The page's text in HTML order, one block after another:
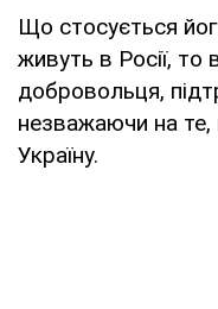
Що стосується
живуть в Росії, то
добровольця,
незважаючи на
Україну.